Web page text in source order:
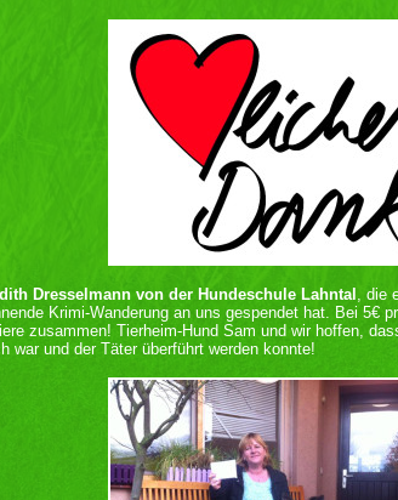
Dresselmann von der Hundeschule Lahntal , die
Krimi-Wanderung an uns gespendet hat. Bei 5€
zusammen! Tierheim-Hund Sam und wir hoffen,
war und der Täter überführt werden konnte!